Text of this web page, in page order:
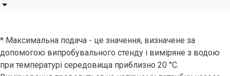
* Максимальна подача - це значення, визначене за
допомогою випробувального стенду і виміряне з водою
при температурі середовища приблизно 20 °C.